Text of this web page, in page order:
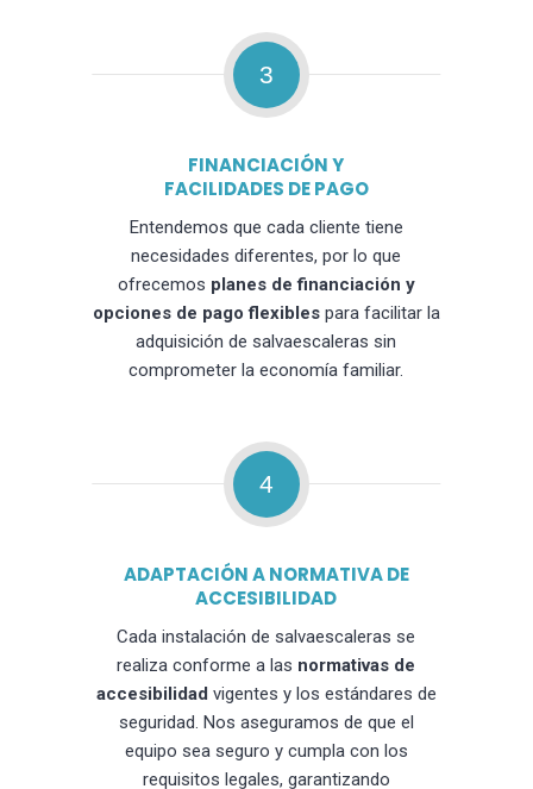
3
FINANCIACIÓN Y
FACILIDADES DE PAGO
Entendemos que cada cliente tiene
necesidades diferentes, por lo que
ofrecemos planes de financiación y
opciones de pago flexiblespara facilitar la
adquisición de salvaescaleras sin
comprometer la economía familiar.
4
ADAPTACIÓN A NORMATIVA DE
ACCESIBILIDAD
Cada instalación de salvaescaleras se
realiza conforme a las normativas de
accesibilidad vigentes y los estándares de
seguridad. Nos aseguramos de que el
equipo sea seguro y cumpla con los
requisitos legales, garantizando